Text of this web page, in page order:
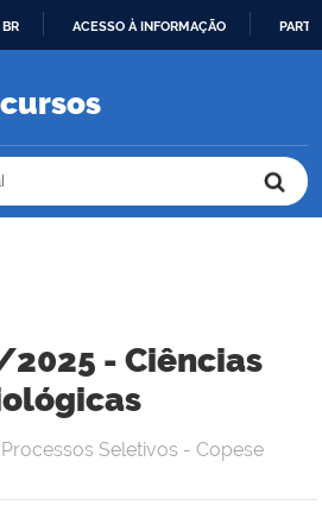
O
ACESSO À INFORMAÇÃO
- Ciências
Seletivos - Copese